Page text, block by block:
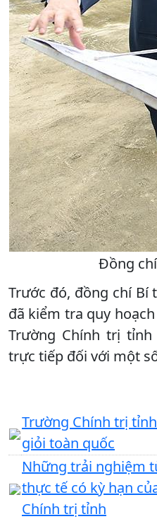
Đồng
Trước đó, đồng chí Bí
đã kiểm tra quy
Trường Chính trị
trực tiếp đối với một
Trường Chính trị
giỏi toàn quốc
Những trải nghiệm
thực tế có kỳ hạn
Chính trị tỉnh